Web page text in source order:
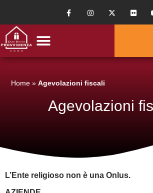
Home »Agevolazioni fiscali
Agevolazioni
L’Ente religioso non è una Onlus.